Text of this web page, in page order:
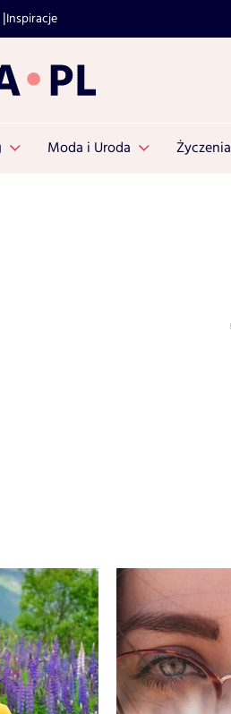
Inspiracje
Moda i Uroda Życzenia